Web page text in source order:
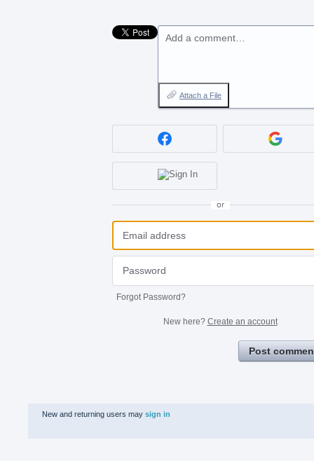
Add a comment…
Attach a File
or
Forgot Password?
New here? Create an account
Post
New and returning users may sign in